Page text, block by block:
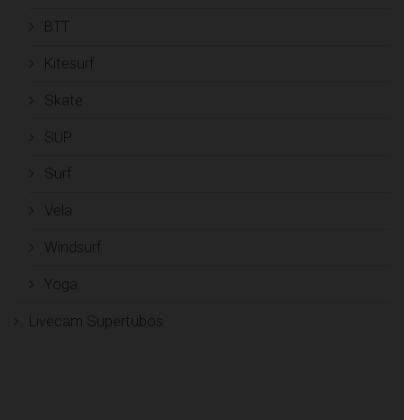
BTT
Kitesurf
Skate
SUP
Surf
Vela
Windsurf
Yoga
Livecam Supertubos